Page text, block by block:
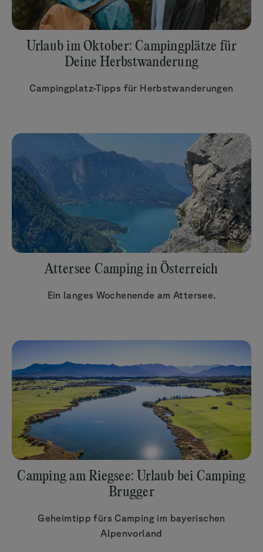
Urlaub im Oktober: Campingplätze für
Deine Herbstwanderung
Campingplatz-Tipps für Herbstwanderungen
Attersee Camping in Österreich
Ein langes Wochenende am Attersee.
Camping am Riegsee: Urlaub bei Camping
Brugger
Geheimtipp fürs Camping im bayerischen
Alpenvorland